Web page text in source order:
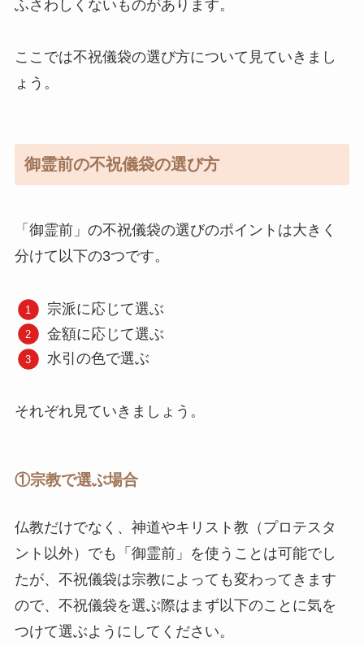
ふさわしくないものがあります。
ここでは不祝儀袋の選び方について見ていきまし
ょう。
御霊前の不祝儀袋の選び方
「御霊前」の不祝儀袋の選びのポイントは大きく
分けて以下の3つです。
宗派に応じて選ぶ
金額に応じて選ぶ
水引の色で選ぶ
それぞれ見ていきましょう。
①宗教で選ぶ場合
仏教だけでなく、神道やキリスト教（プロテスタ
ント以外）でも「御霊前」を使うことは可能でし
たが、不祝儀袋は宗教によっても変わってきます
ので、不祝儀袋を選ぶ際はまず以下のことに気を
つけて選ぶようにしてください。